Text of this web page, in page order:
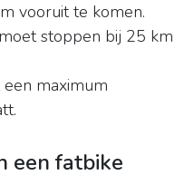
vooruit te komen.
stoppen bij 25 km
maximum
een fatbike